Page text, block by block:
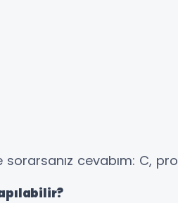
sorarsanız cevabım: C,